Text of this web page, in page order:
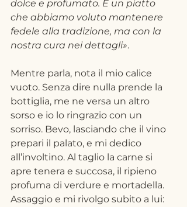
dolce e profumato. È un piatto
che abbiamo voluto mantenere
fedele alla tradizione, ma con la
nostra cura nei dettagli».
Mentre parla, nota il mio calice
vuoto. Senza dire nulla prende la
bottiglia, me ne versa un altro
sorso e io lo ringrazio con un
sorriso. Bevo, lasciando che il vino
prepari il palato, e mi dedico
all’involtino. Al taglio la carne si
apre tenera e succosa, il ripieno
profuma di verdure e mortadella.
Assaggio e mi rivolgo subito a lui: